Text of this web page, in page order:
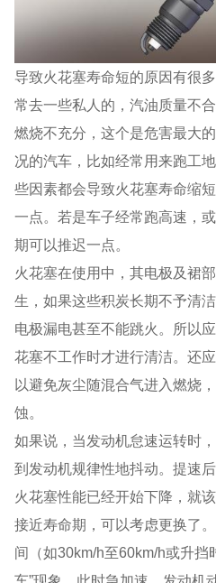
导致火花塞寿命短的原因有很
常去一些私人的，汽油质量不
燃烧不充分，这个是危害最大
况的汽车，比如经常用来跑工
些因素都会导致火花塞寿命缩
一点。若是车子经常跑高速，
期可以推迟一点。
火花塞在使用中，其电极及裙
生，如果这些积炭长期不予清
电极漏电甚至不能跳火。所以
花塞不工作时才进行清洁。还
以避免灰尘随混合气进入燃烧
蚀。
如果说，当发动机怠速运转时
到发动机规律性地抖动。提速
火花塞性能已经开始下降，就
接近寿命期，可以考虑更换了
间（如30km/h至60km/h或升挡